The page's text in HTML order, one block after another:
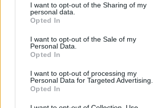
I want to opt-out of the Sharing of my
personal data.
Opted In
I want to opt-out of the Sale of my
Personal Data.
Opted In
I want to opt-out of processing my
Personal Data for Targeted Advertising.
Opted In
FOTO/ Chiara Ferragni më
e dashuruar se kurrë,
kush është CEO që i
rrëmbeu zemrën pas
ndarjes
disa